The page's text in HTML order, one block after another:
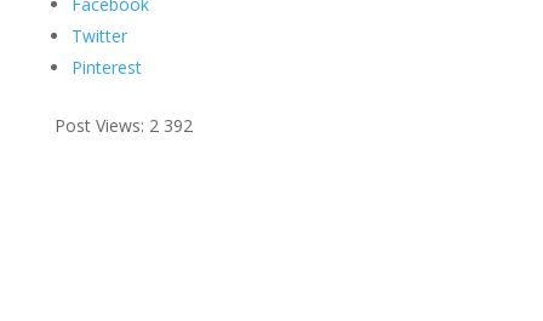
Twitter
Pinterest
Post Views: 2 392